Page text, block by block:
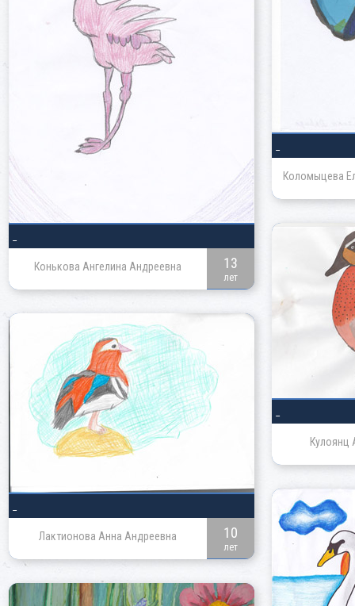
Коломыцева
Конькова Ангелина Андреевна 13
лет
Кулоянц
Лактионова Анна Андреевна 10
лет